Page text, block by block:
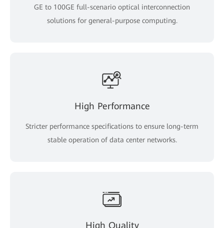
GE to 100GE full-scenario optical interconnection
solutions for general-purpose computing.
High Performance
Stricter performance specifications to ensure long-term
stable operation of data center networks.
High Quality